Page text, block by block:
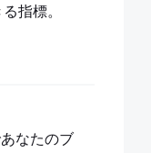
指標。
なたのブ